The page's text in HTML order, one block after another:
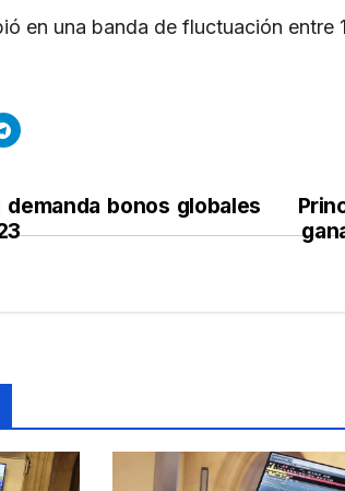
en una banda de fluctuación entre
bonos globales